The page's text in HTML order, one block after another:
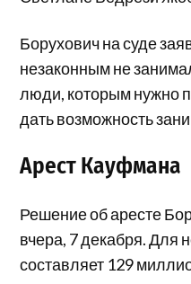
Борухович на суде
незаконным не
люди, которым нужно
дать возможность
Арест Кауфмана
Решение об аресте
вчера, 7 декабря. Для
составляет 129